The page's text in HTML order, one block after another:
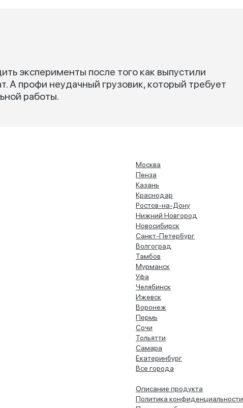
эксперименты после того как выпустили
А профи неудачный грузовик, который требует
работы.
Москва
Пенза
Казань
Краснодар
Ростов-на-Дону
Нижний Новгород
Новосибирск
Санкт-Петербург
Волгоград
Тамбов
Мурманск
Уфа
Челябинск
Ижевск
Воронеж
Пермь
Сочи
Тольятти
Самара
Екатеринбург
Все города
Описание продукта
Политика конфиденциальности